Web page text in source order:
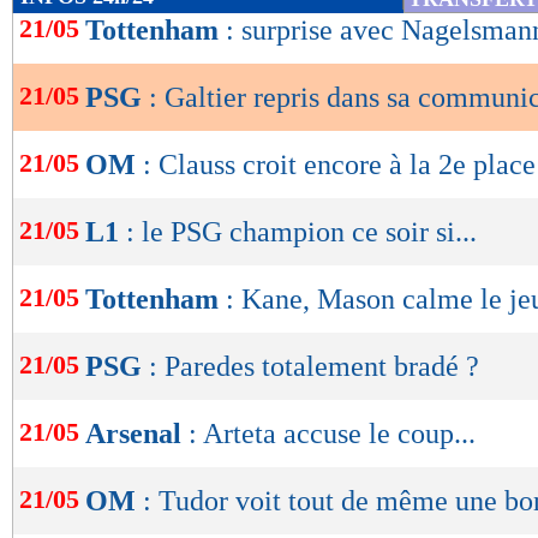
de
OK
21/05 Tottenham : surprise avec
21/05 PSG : Galtier repris dans sa
21/05 OM : Clauss croit encore à la 2e place
21/05 L1 : le PSG champion ce soir si...
21/05 Tottenham : Kane, Mason calme le
21/05 PSG : Paredes totalement bradé ?
21/05 Arsenal : Arteta accuse le coup...
21/05 OM : Tudor voit tout de même une